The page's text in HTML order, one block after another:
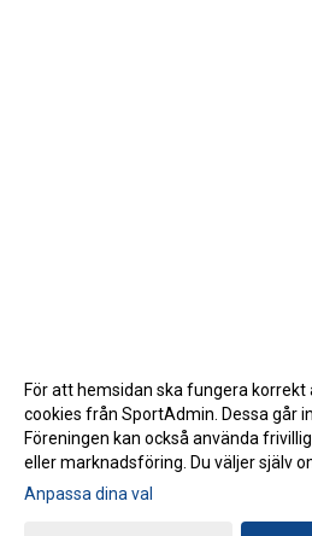
Gå till Webbversion
För att hemsidan ska fungera korrekt
cookies från SportAdmin. Dessa går
Föreningen kan också använda
eller marknadsföring. Du väljer själv
Anpassa dina val